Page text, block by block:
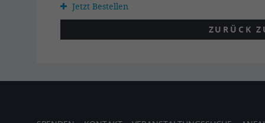
Jetzt Bestellen
ZURÜCK